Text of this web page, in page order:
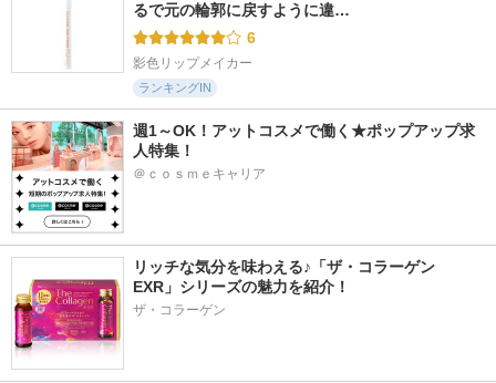
るで元の輪郭に戻すように違…
6
影色リップメイカー
ランキングIN
週1～OK！アットコスメで働く★ポップアップ求
人特集！
＠ｃｏｓｍｅキャリア
リッチな気分を味わえる♪「ザ・コラーゲン
EXR」シリーズの魅力を紹介！
ザ・コラーゲン